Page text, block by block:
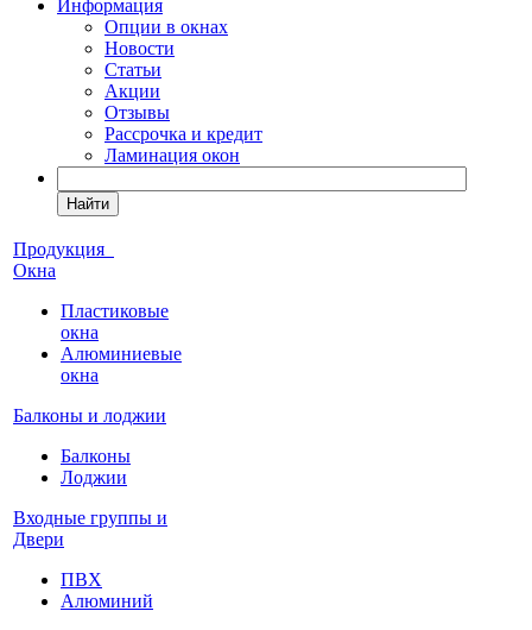
Информация
Опции в окнах
Новости
Статьи
Акции
Отзывы
Рассрочка и кредит
Ламинация окон
Найти
Продукция
Окна
Пластиковые
окна
Алюминиевые
окна
Балконы и лоджии
Балконы
Лоджии
Входные группы и
Двери
ПВХ
Алюминий